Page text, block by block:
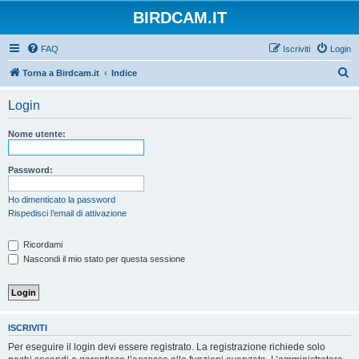
BIRDCAM.IT
FAQ Login
Iscriviti
Torna a Birdcam.it Indice
Login
Nome utente:
Password:
Ho dimenticato la password
Rispedisci l’email di attivazione
Ricordami
Nascondi il mio stato per questa sessione
ISCRIVITI
Per eseguire il login devi essere registrato. La registrazione richiede solo